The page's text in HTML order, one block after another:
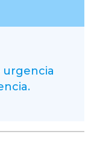
urgencia